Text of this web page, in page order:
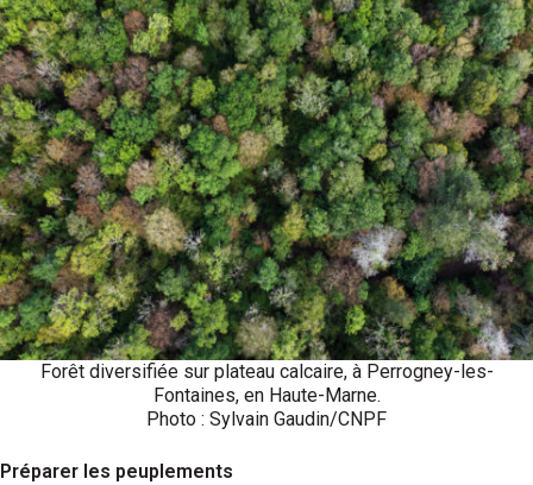
Forêt diversifiée sur plateau calcaire, à Perrogney-les-
Fontaines, en Haute-Marne.
Photo : Sylvain Gaudin/CNPF
Préparer les peuplements